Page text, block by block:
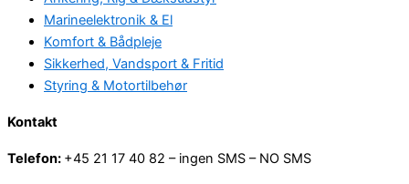
Marineelektronik & El
Komfort & Bådpleje
Sikkerhed, Vandsport & Fritid
Styring & Motortilbehør
Kontakt
Telefon: +45 21 17 40 82 – ingen SMS – NO SMS